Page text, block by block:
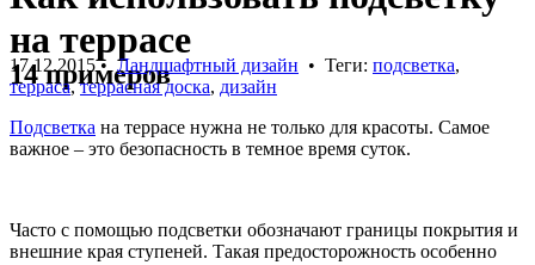
на террасе
14 примеров
17.12.2015• Ландшафтный дизайн • Теги: подсветка,
терраса,террасная доска, дизайн
Подсветка на террасе нужна не только для красоты. Самое
важное – это безопасность в темное время суток.
Часто с помощью подсветки обозначают границы покрытия и
внешние края ступеней. Такая предосторожность особенно